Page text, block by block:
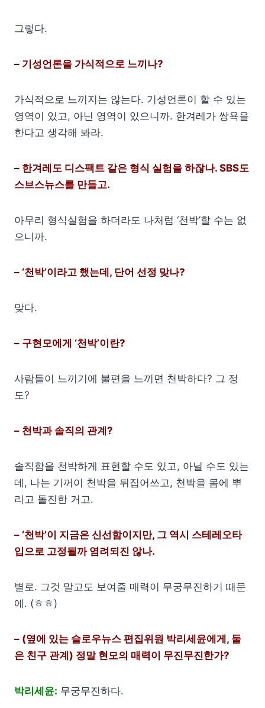
그렇다.
– 기성언론을 가식적으로 느끼나?
가식적으로 느끼지는 않는다. 기성언론이 할 수 있는
영역이 있고, 아닌 영역이 있으니까. 한겨레가 쌍욕을
한다고 생각해 봐라.
– 한겨레도 디스팩트 같은 형식 실험을 하잖나. SBS도
스브스뉴스를 만들고.
아무리 형식실험을 하더라도 나처럼 ‘천박’할 수는 없
으니까.
– ‘천박’이라고 했는데, 단어 선정 맞나?
맞다.
– 구현모에게 ‘천박’이란?
사람들이 느끼기에 불편을 느끼면 천박하다? 그 정
도?
– 천박과 솔직의 관계?
솔직함을 천박하게 표현할 수도 있고, 아닐 수도 있는
데, 나는 기꺼이 천박을 뒤집어쓰고, 천박을 몸에 뿌
리고 돌진한 거고.
– ‘천박’이 지금은 신선함이지만, 그 역시 스테레오타
입으로 고정될까 염려되진 않나.
별로. 그것 말고도 보여줄 매력이 무궁무진하기 때문
에. (ㅎㅎ)
– (옆에 있는 슬로우뉴스 편집위원 박리세윤에게, 둘
은 친구 관계) 정말 현모의 매력이 무진무진한가?
박리세윤: 무궁무진하다.